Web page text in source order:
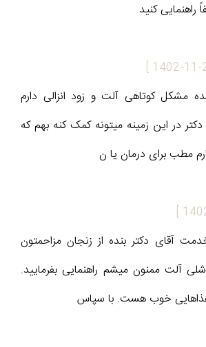
راهنمایی کنید
1402-11-
]
مشکل کوتاهی آلت و زود انزالی دارم
در این زمینه میتونه کمک کنه بهم که
مطب برای درمان یا ن
]
آقای دکتر بنده از زنجان مزاحمتون
آلت ممنون میشم راهنمایی بفرمایید.
خوب هست. با سپاس